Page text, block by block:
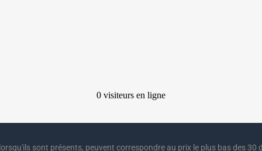
sont présents, peuvent correspondre au prix le plus bas des 30